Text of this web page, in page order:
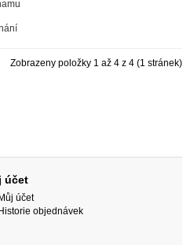
Zobrazeny položky 1 až 4 z 4 (1 stránek)
účet
Můj účet
Historie objednávek